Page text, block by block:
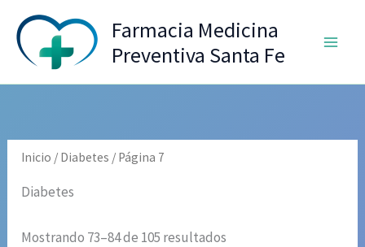
contenido
Farmacia Medicina
Preventiva Santa Fe
Inicio / Diabetes / Página 7
Diabetes
Mostrando 73–84 de 105 resultados